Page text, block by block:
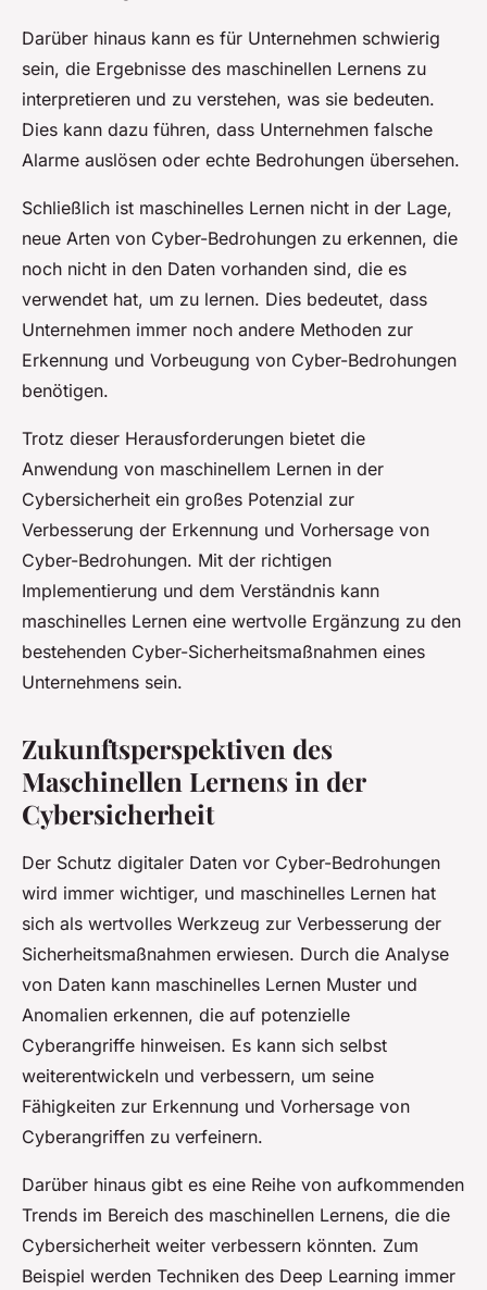
Darüber hinaus kann es für Unternehmen schwierig
sein, die Ergebnisse des maschinellen Lernens zu
interpretieren und zu verstehen, was sie bedeuten.
Dies kann dazu führen, dass Unternehmen falsche
Alarme auslösen oder echte Bedrohungen übersehen.
Schließlich ist maschinelles Lernen nicht in der Lage,
neue Arten von Cyber-Bedrohungen zu erkennen, die
noch nicht in den Daten vorhanden sind, die es
verwendet hat, um zu lernen. Dies bedeutet, dass
Unternehmen immer noch andere Methoden zur
Erkennung und Vorbeugung von Cyber-Bedrohungen
benötigen.
Trotz dieser Herausforderungen bietet die
Anwendung von maschinellem Lernen in der
Cybersicherheit ein großes Potenzial zur
Verbesserung der Erkennung und Vorhersage von
Cyber-Bedrohungen. Mit der richtigen
Implementierung und dem Verständnis kann
maschinelles Lernen eine wertvolle Ergänzung zu den
bestehenden Cyber-Sicherheitsmaßnahmen eines
Unternehmens sein.
Zukunftsperspektiven des
Maschinellen Lernens in der
Cybersicherheit
Der Schutz digitaler Daten vor Cyber-Bedrohungen
wird immer wichtiger, und maschinelles Lernen hat
sich als wertvolles Werkzeug zur Verbesserung der
Sicherheitsmaßnahmen erwiesen. Durch die Analyse
von Daten kann maschinelles Lernen Muster und
Anomalien erkennen, die auf potenzielle
Cyberangriffe hinweisen. Es kann sich selbst
weiterentwickeln und verbessern, um seine
Fähigkeiten zur Erkennung und Vorhersage von
Cyberangriffen zu verfeinern.
Darüber hinaus gibt es eine Reihe von aufkommenden
Trends im Bereich des maschinellen Lernens, die die
Cybersicherheit weiter verbessern könnten. Zum
Beispiel werden Techniken des Deep Learning immer